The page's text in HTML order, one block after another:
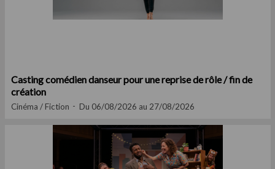
Casting comédien danseur pour une reprise de rôle / fin de
création
Cinéma / Fiction Du 06/08/2026 au 27/08/2026